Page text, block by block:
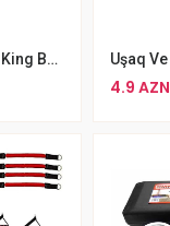
Tək Tərəfli Boxing King Boxing Cap Venum Predator Mouthguard Boks Kapası
4.9 AZN